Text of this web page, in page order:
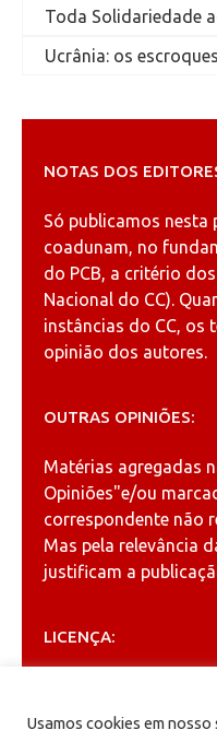
Toda Solidariedade
Ucrânia: os
NOTAS DOS
Só publicamos nesta
coadunam, no
do PCB, a critério
Nacional do CC).
instâncias do CC, os
opinião dos autores.
OUTRAS OPINIÕES:
Matérias agregadas
Opiniões"e/ou
correspondente não
Mas pela relevância
justificam a
LICENÇA:
Creative Commons
Usamos cookies em